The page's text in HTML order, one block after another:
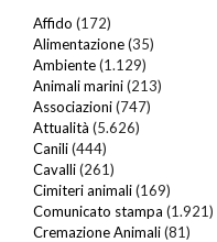
Affido (172)
Alimentazione(35)
Ambiente(1.129)
Animali marini(213)
Associazioni(747)
Attualità (5.626)
Canili(444)
Cavalli(261)
Cimiteri animali(169)
Comunicato stampa (1.921)
Cremazione Animali(81)